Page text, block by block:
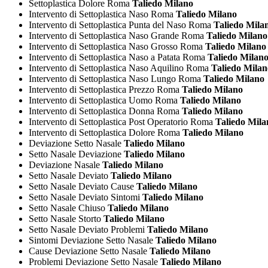
Settoplastica Dolore Roma Taliedo Milano
Intervento di Settoplastica Naso Roma Taliedo Milano
Intervento di Settoplastica Punta del Naso Roma Taliedo
Intervento di Settoplastica Naso Grande Roma Taliedo Milano
Intervento di Settoplastica Naso Grosso Roma Taliedo Milano
Intervento di Settoplastica Naso a Patata Roma Taliedo Milano
Intervento di Settoplastica Naso Aquilino Roma Taliedo
Intervento di Settoplastica Naso Lungo Roma Taliedo Milano
Intervento di Settoplastica Prezzo Roma Taliedo Milano
Intervento di Settoplastica Uomo Roma Taliedo Milano
Intervento di Settoplastica Donna Roma Taliedo Milano
Intervento di Settoplastica Post Operatorio Roma Taliedo
Intervento di Settoplastica Dolore Roma Taliedo Milano
Deviazione Setto Nasale Taliedo Milano
Setto Nasale Deviazione Taliedo Milano
Deviazione Nasale Taliedo Milano
Setto Nasale Deviato Taliedo Milano
Setto Nasale Deviato Cause Taliedo Milano
Setto Nasale Deviato Sintomi Taliedo Milano
Setto Nasale Chiuso Taliedo Milano
Setto Nasale Storto Taliedo Milano
Setto Nasale Deviato Problemi Taliedo Milano
Sintomi Deviazione Setto Nasale Taliedo Milano
Cause Deviazione Setto Nasale Taliedo Milano
Problemi Deviazione Setto Nasale Taliedo Milano